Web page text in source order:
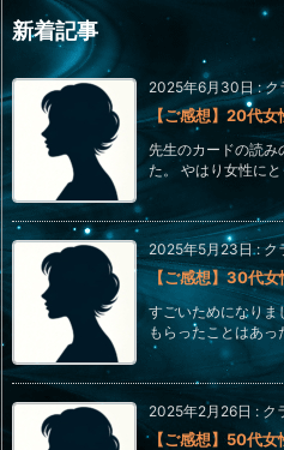
新着記事
2025年6月30日:ク
【ご感想】20代女
先生のカードの読み
た。 やはり女性に
2025年5月23日:ク
【ご感想】30代女
すごいためになりま
もらったことはあっ
2025年2月26日 : ク
【ご感想】50代女